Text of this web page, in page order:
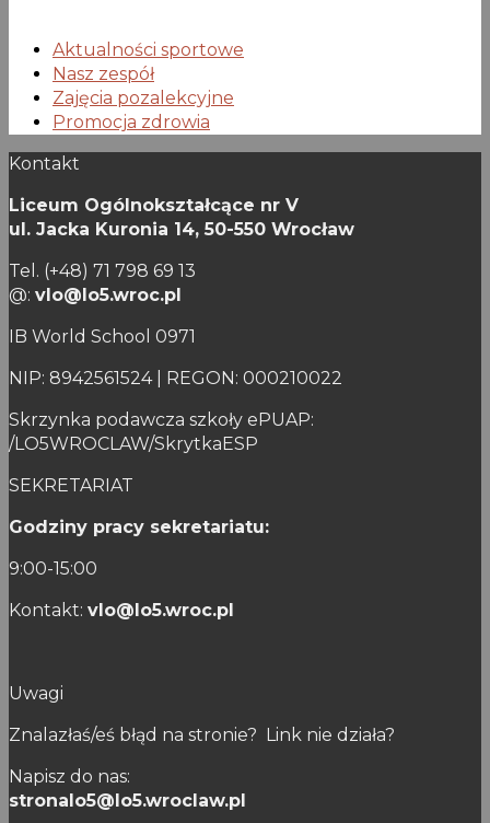
Aktualności sportowe
Nasz zespół
Zajęcia pozalekcyjne
Promocja zdrowia
Kontakt
Liceum Ogólnokształcące nr V
ul. Jacka Kuronia 14, 50-550 Wrocław
Tel. (+48) 71 798 69 13
@: vlo@lo5.wroc.pl
IB World School 0971
NIP: 8942561524 | REGON: 000210022
Skrzynka podawcza szkoły ePUAP:
/LO5WROCLAW/SkrytkaESP
SEKRETARIAT
Godziny pracy sekretariatu:
9:00-15:00
Kontakt: vlo@lo5.wroc.pl
Uwagi
Znalazłaś/eś błąd na stronie? Link nie działa?
Napisz do nas:
stronalo5@lo5.wroclaw.pl